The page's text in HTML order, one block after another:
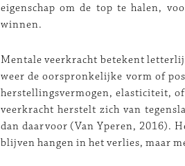
eigenschap om de top te halen,
winnen.
Mentale veerkracht betekent
weer de oorspronkelijke vorm of
herstellingsvermogen, elasticiteit,
veerkracht herstelt zich van
dan daarvoor (Van Yperen, 2016).
blijven hangen in het verlies, maar